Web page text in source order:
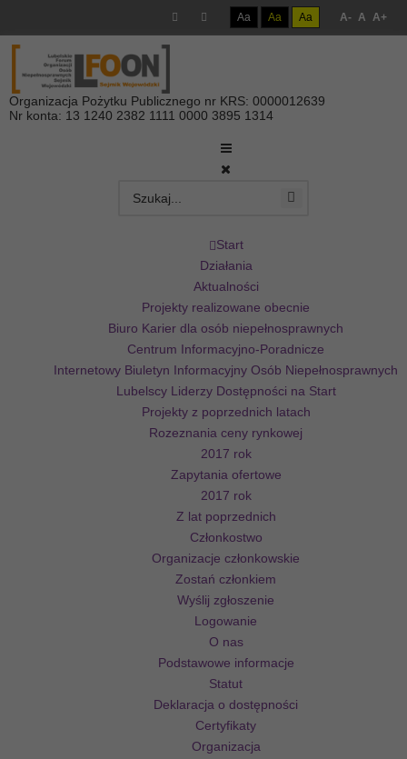
Aa Aa Aa A- A A+
Organizacja Pożytku Publicznego nr KRS: 0000012639
Nr konta: 13 1240 2382 1111 0000 3895 1314
Start
Działania
Aktualności
Projekty realizowane obecnie
Biuro Karier dla osób niepełnosprawnych
Centrum Informacyjno-Poradnicze
Internetowy Biuletyn Informacyjny Osób Niepełnosprawnych
Lubelscy Liderzy Dostępności na Start
Projekty z poprzednich latach
Rozeznania ceny rynkowej
2017 rok
Zapytania ofertowe
2017 rok
Z lat poprzednich
Członkostwo
Organizacje członkowskie
Zostań członkiem
Wyślij zgłoszenie
Logowanie
O nas
Podstawowe informacje
Statut
Deklaracja o dostępności
Certyfikaty
Organizacja